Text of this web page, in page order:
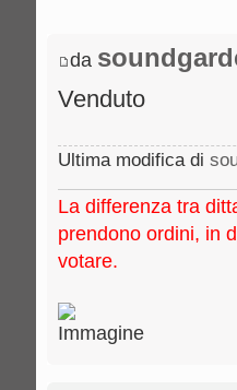
da
Venduto
Ultima modifica di
La differenza tra
prendono ordini, in
votare.